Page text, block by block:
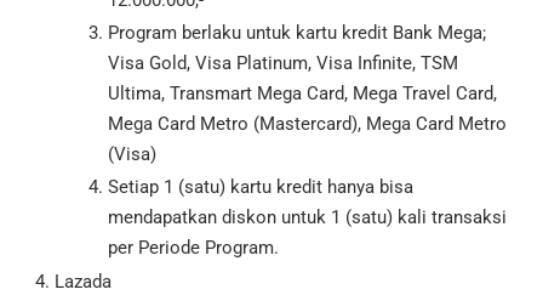
Program berlaku untuk kartu kredit Bank Mega;
Visa Gold, Visa Platinum, Visa Infinite, TSM
Ultima, Transmart Mega Card, Mega Travel Card,
Mega Card Metro (Mastercard), Mega Card Metro
(Visa)
Setiap 1 (satu) kartu kredit hanya bisa
mendapatkan diskon untuk 1 (satu) kali transaksi
per Periode Program.
Lazada